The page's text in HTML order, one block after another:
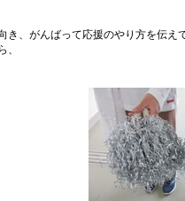
き、がんばって応援のやり方を伝
、